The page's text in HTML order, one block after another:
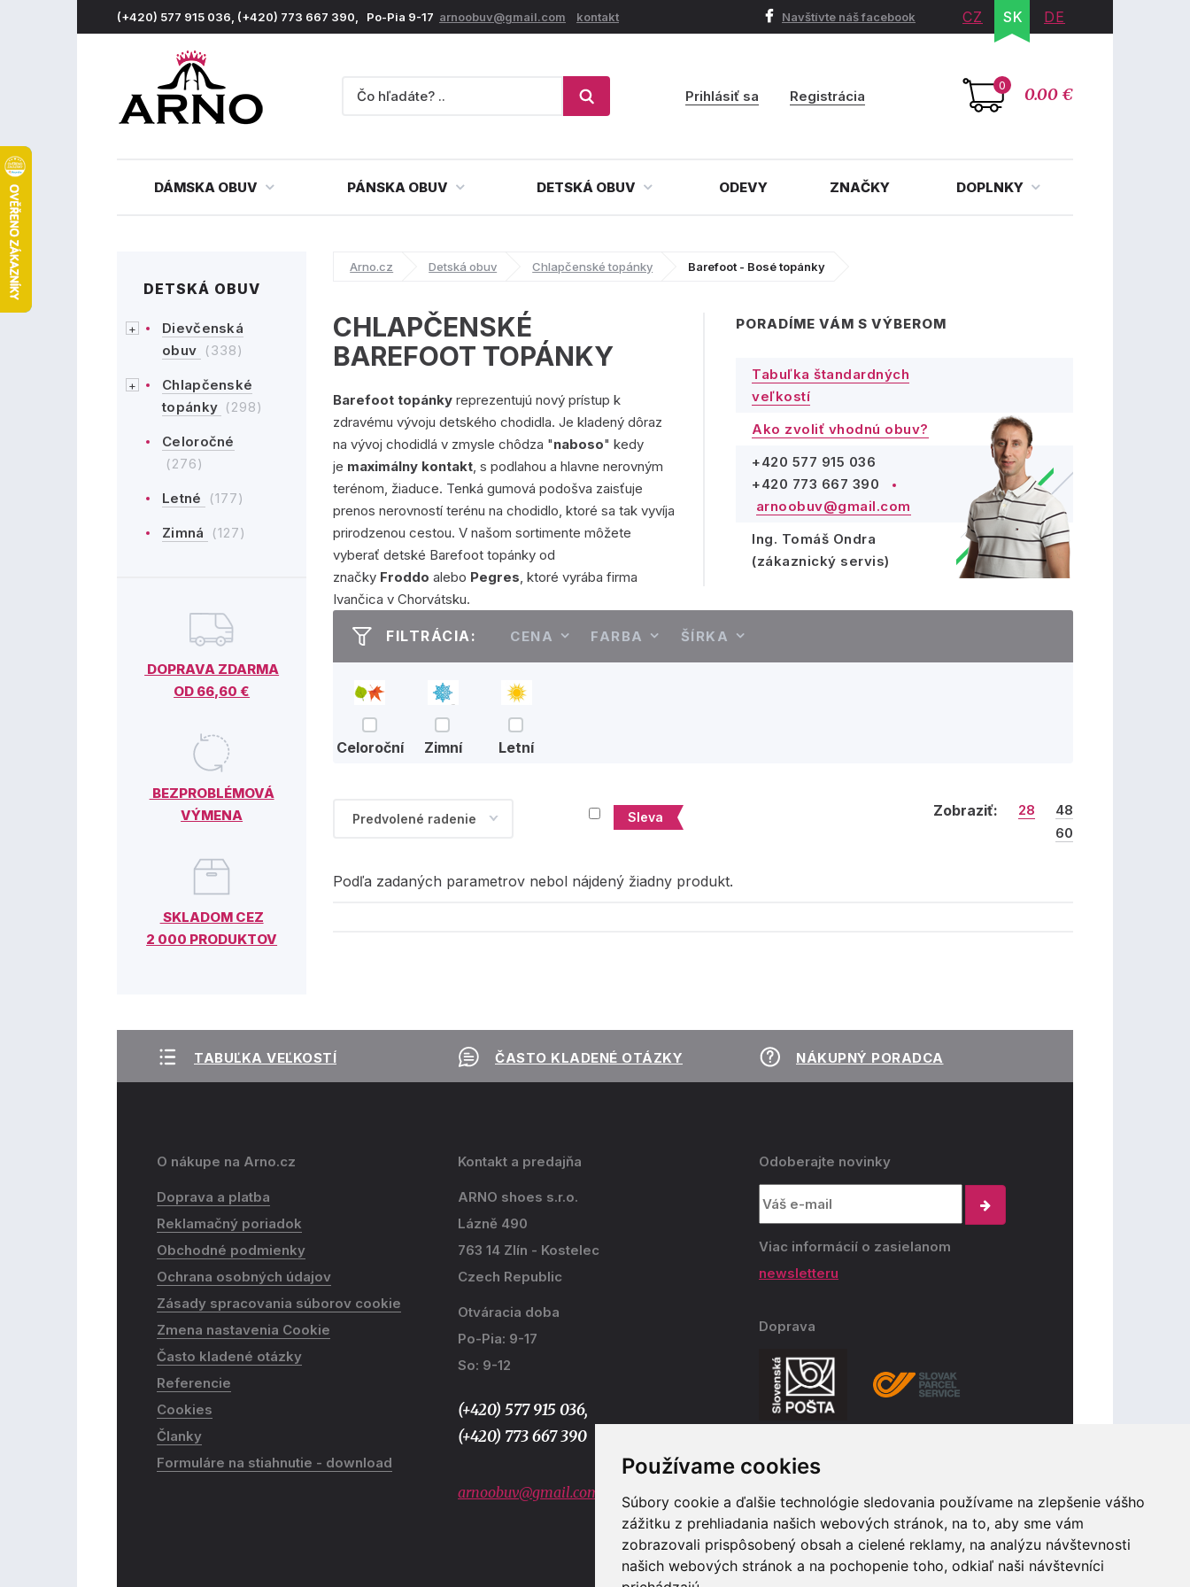
Používame cookies
Súbory cookie a ďalšie technológie sledovania používame na zlepšenie vášho
zážitku z prehliadania našich webových stránok, na to, aby sme vám
zobrazovali prispôsobený obsah a cielené reklamy, na analýzu návštevnosti
našich webových stránok a na pochopenie toho, odkiaľ naši návštevníci
(+420) 577 915 036, (+420) 773 667 390, Po-Pia 9-17 arnoobuv@gmail.com kontakt Navštívte náš facebook CZ SK DE
0 0.00 €
Prihlásiť sa Registrácia
DÁMSKA OBUV PÁNSKA OBUV DETSKÁ OBUV ODEVY ZNAČKY DOPLNKY
DETSKÁ OBUV
Dievčenská
obuv (338)
Chlapčenské
topánky (298)
Celoročné
(276)
Letné (177)
Zimná (127)
DOPRAVA ZDARMA
OD 66,60 €
BEZPROBLÉMOVÁ
VÝMENA
SKLADOM CEZ
2 000 PRODUKTOV
Arno.cz Detská obuv Chlapčenské topánky Barefoot - Bosé topánky
CHLAPČENSKÉ
BAREFOOT TOPÁNKY
Barefoot topánky reprezentujú nový prístup k
zdravému vývoju detského chodidla. Je kladený dôraz
na vývoj chodidlá v zmysle chôdza "naboso" kedy
je maximálny kontakt, s podlahou a hlavne nerovným
terénom, žiaduce. Tenká gumová podošva zaisťuje
prenos nerovností terénu na chodidlo, ktoré sa tak vyvíja
prirodzenou cestou. V našom sortimente môžete
vyberať detské Barefoot topánky od
značky Froddoalebo Pegres, ktoré vyrába firma
Ivančica v Chorvátsku.
PORADÍME VÁM S VÝBEROM
Tabuľka štandardných
veľkostí
Ako zvoliť vhodnú obuv?
+420 577 915 036
+420 773 667 390
arnoobuv@gmail.com
Ing. Tomáš Ondra
(zákaznický servis)
FILTRÁCIA: CENA FARBA ŠÍRKA
Celoroční Zimní Letní
Sleva Zobraziť: 28
48
60
Podľa zadaných parametrov nebol nájdený žiadny produkt.
TABUĽKA VEĽKOSTÍ ČASTO KLADENÉ OTÁZKY NÁKUPNÝ PORADCA
O nákupe na Arno.cz
Doprava a platba
Reklamačný poriadok
Obchodné podmienky
Ochrana osobných údajov
Zásady spracovania súborov cookie
Zmena nastavenia Cookie
Často kladené otázky
Referencie
Cookies
Članky
Formuláre na stiahnutie - download​
Kontakt a predajňa
ARNO shoes s.r.o.
Lázně 490
763 14 Zlín - Kostelec
Czech Republic
Otváracia doba
Po-Pia: 9-17
So: 9-12
(+420) 577 915 036,
(+420) 773 667 390
arnoobuv@gmail.com
Odoberajte novinky
Viac informácií o zasielanom
newsletteru
Doprava